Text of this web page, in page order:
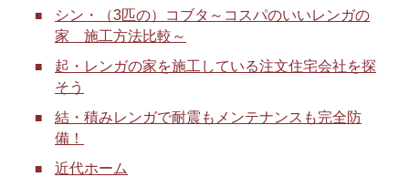
シン・（3匹の）コブタ～コスパのいいレンガの
家 施工方法比較～
起・レンガの家を施工している注文住宅会社を探
そう
結・積みレンガで耐震もメンテナンスも完全防
備！
近代ホーム